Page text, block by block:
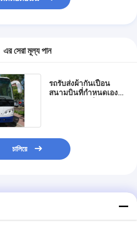
এর সেরা মূল্য পান
รถรับส่งผ้ากันเปื้อน
สนามบินที่กำหนดเอง
চালিয়ে